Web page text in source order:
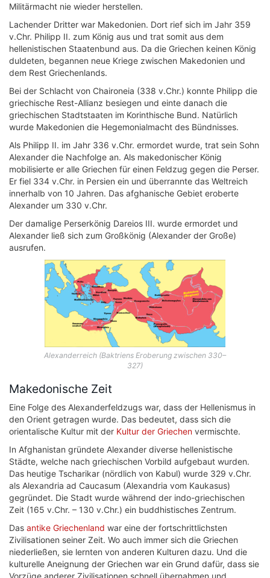
Militärmacht nie wieder herstellen.
Lachender Dritter war Makedonien. Dort rief sich im Jahr 359
v.Chr. Philipp II. zum König aus und trat somit aus dem
hellenistischen Staatenbund aus. Da die Griechen keinen König
duldeten, begannen neue Kriege zwischen Makedonien und
dem Rest Griechenlands.
Bei der Schlacht von Chaironeia (338 v.Chr.) konnte Philipp die
griechische Rest-Allianz besiegen und einte danach die
griechischen Stadtstaaten im Korinthische Bund. Natürlich
wurde Makedonien die Hegemonialmacht des Bündnisses.
Als Philipp II. im Jahr 336 v.Chr. ermordet wurde, trat sein Sohn
Alexander die Nachfolge an. Als makedonischer König
mobilisierte er alle Griechen für einen Feldzug gegen die Perser.
Er fiel 334 v.Chr. in Persien ein und überrannte das Weltreich
innerhalb von 10 Jahren. Das afghanische Gebiet eroberte
Alexander um 330 v.Chr.
Der damalige Perserkönig Dareios III. wurde ermordet und
Alexander ließ sich zum Großkönig (Alexander der Große)
ausrufen.
Alexanderreich (Baktriens Eroberung zwischen 330–
327)
Makedonische Zeit
Eine Folge des Alexanderfeldzugs war, dass der Hellenismus in
den Orient getragen wurde. Das bedeutet, dass sich die
orientalische Kultur mit der Kultur der Griechen vermischte.
In Afghanistan gründete Alexander diverse hellenistische
Städte, welche nach griechischen Vorbild aufgebaut wurden.
Das heutige Tscharikar (nördlich von Kabul) wurde 329 v.Chr.
als Alexandria ad Caucasum (Alexandria vom Kaukasus)
gegründet. Die Stadt wurde während der indo-griechischen
Zeit (165 v.Chr. – 130 v.Chr.) ein buddhistisches Zentrum.
Das antike Griechenland war eine der fortschrittlichsten
Zivilisationen seiner Zeit. Wo auch immer sich die Griechen
niederließen, sie lernten von anderen Kulturen dazu. Und die
kulturelle Aneignung der Griechen war ein Grund dafür, dass sie
Vorzüge anderer Zivilisationen schnell übernahmen und